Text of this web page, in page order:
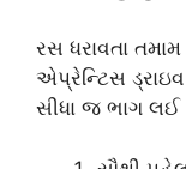
રસ ધરાવતા
એપ્રેન્ટિસ
સીધા જ ભાગ